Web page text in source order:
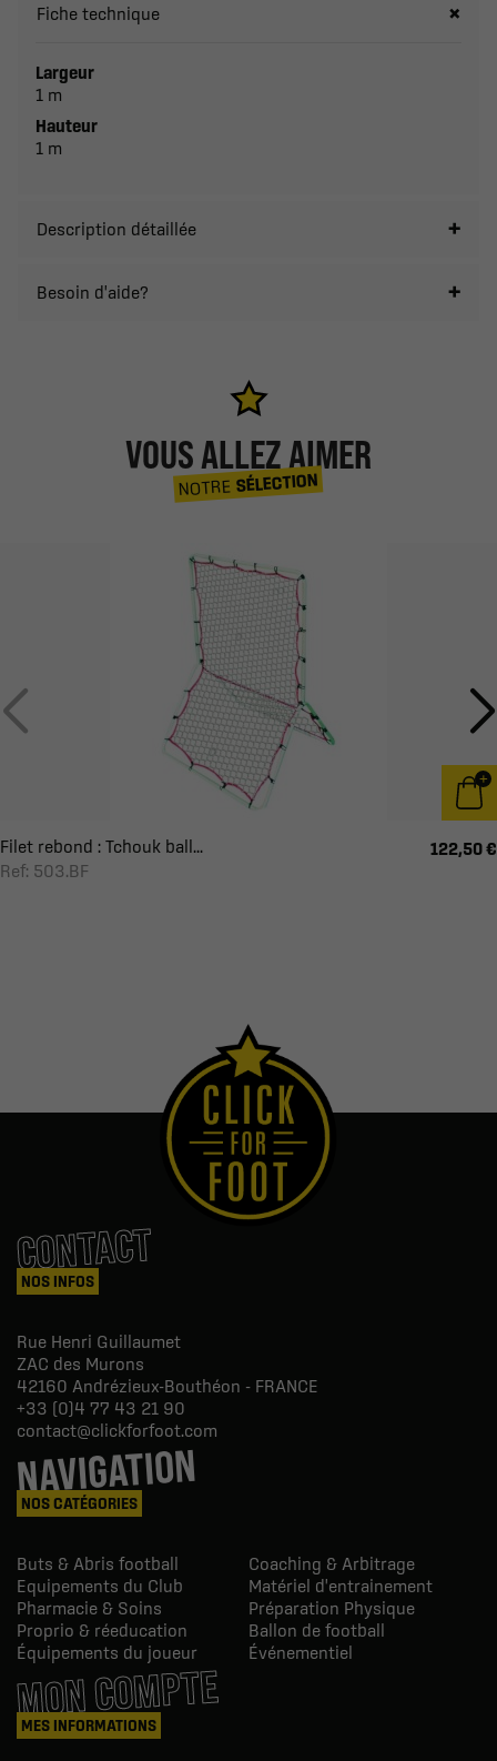
Fiche technique
Largeur
1 m
Hauteur
1 m
Description détaillée
Besoin d'aide?
VOUS ALLEZ AIMER
NOTRESÉLECTION
Filet rebond : Tchouk ball...
Ref: 503.BF
122,50 €
CONTACT
NOS INFOS
Rue Henri Guillaumet
ZAC des Murons
42160 Andrézieux-Bouthéon - FRANCE
+33 (0)4 77 43 21 90
contact@clickforfoot.com
NAVIGATION
NOS CATÉGORIES
Buts & Abris football
Coaching & Arbitrage
Equipements du Club
Matériel d'entrainement
Pharmacie & Soins
Préparation Physique
Proprio & réeducation
Ballon de football
Équipements du joueur
Événementiel
MON COMPTE
MES INFORMATIONS